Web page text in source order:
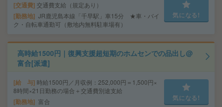
交通費 交通費支給（規定あり）
勤務地 JR鹿児島本線「千早駅」車15分 ★車・バイ
ク・自転車通勤可（敷地内無料駐車場有）
気になる!
高時給1500円｜復興支援超短期のホムセンでの品出し@
富合[派遣]
給 与 時給1500円／月収例：252,000円＝1,500円×
8時間×21日勤務の場合＋交通費別途支給
勤務地 富合 気になる!